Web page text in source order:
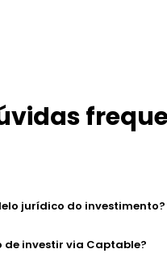
jurídico do investimento?
de investir via Captable?